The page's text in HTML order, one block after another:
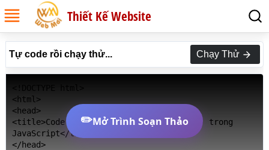
Thiết Kế Website
Tự code rồi chạy thử... Chạy Thử
<html>
<head>
<title>Code Phương thức tĩnh Math.asin() trong
JavaScript</title>
</head>
✏️Mở Trình Soạn Thảo